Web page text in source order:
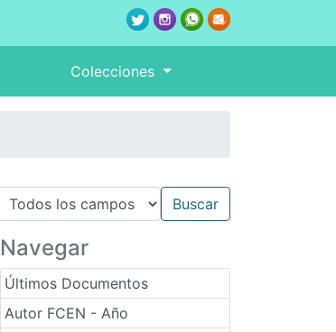
Colecciones
Navegar
Últimos Documentos
Autor FCEN - Año